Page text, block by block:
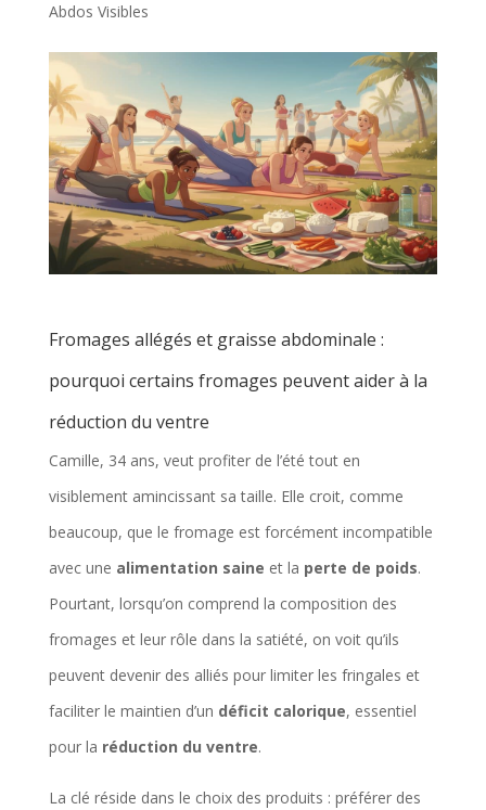
Abdos Visibles
Fromages allégés et graisse abdominale :
pourquoi certains fromages peuvent aider à la
réduction du ventre
Camille, 34 ans, veut profiter de l’été tout en
visiblement amincissant sa taille. Elle croit, comme
beaucoup, que le fromage est forcément incompatible
avec une alimentation saine et la perte de poids.
Pourtant, lorsqu’on comprend la composition des
fromages et leur rôle dans la satiété, on voit qu’ils
peuvent devenir des alliés pour limiter les fringales et
faciliter le maintien d’un déficit calorique, essentiel
pour la réduction du ventre.
La clé réside dans le choix des produits : préférer des